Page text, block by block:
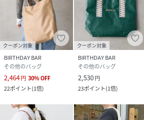
ントーンコーデに合わせたスタイリン
▼Instagram
▼プロフィール
一人暮らし、社会人7年目。
女子ウケするおしゃれなモノを紹介して
クーポン対象
BIRTHDAY BAR
その他のバッグ
2,464円 30%OFF
22ポイント(1倍)
クーポン対象
BIRTHDAY BAR
その他のバッグ
2,530円
23ポイント(1倍)